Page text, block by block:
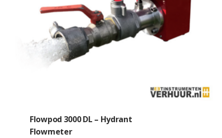
Flowpod 3000 DL – Hydrant
Flowmeter